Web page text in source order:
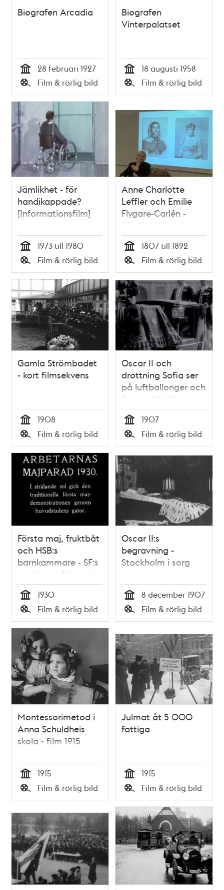
Biografen Arcadia
Tid
28 februari 1927
Typ
Film & rörlig bild
Biografen
Vinterpalatset
Tid
18 augusti 1958
Typ
Film & rörlig bild
Jämlikhet - för
handikappade?
[Informationsfilm]
Tid
1973 till 1980
Typ
Film & rörlig bild
Anne Charlotte
Leffler och Emilie
Flygare-Carlén -
föreläsning av
Monica Lauritzen
Tid
1807 till 1892
Typ
Film & rörlig bild
Gamla Strömbadet
- kort filmsekvens
Tid
1908
Typ
Film & rörlig bild
Oscar II och
drottning Sofia ser
på luftballonger och
firar guldbröllop
Tid
1907
Typ
Film & rörlig bild
Första maj, fruktbåt
och HSB:s
barnkammare - SF:s
veckorevy från maj
1930
Tid
1930
Typ
Film & rörlig bild
Oscar II:s
begravning -
Stockholm i sorg
Tid
8 december 1907
Typ
Film & rörlig bild
Montessorimetod i
Anna Schuldheis
skola - film 1915
Tid
1915
Typ
Film & rörlig bild
Julmat åt 5 000
fattiga
Tid
1915
Typ
Film & rörlig bild